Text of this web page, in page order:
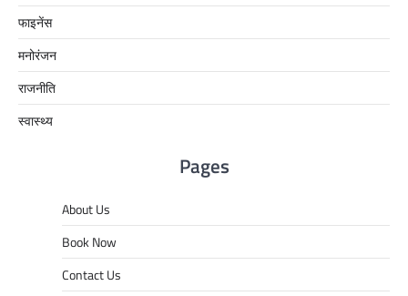
फाइनेंस
मनोरंजन
राजनीति
स्वास्थ्य
Pages
About Us
Book Now
Contact Us